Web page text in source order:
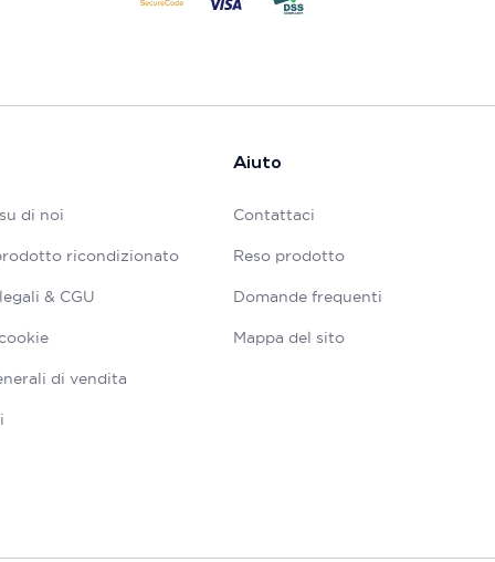
di noi
ricondizionato
& CGU
di vendita
Aiuto
Contattaci
Reso prodotto
Domande frequenti
Mappa del sito